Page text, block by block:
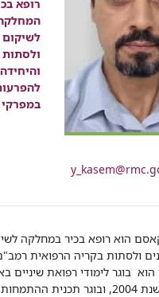
רופא
לשיקום
ולסתות
והיחידה
הוא רופא בכיר במחלקה
ולסתות בקריה הרפואית
בוגר לימודי רפואת שיניים
העברית משנת 2004, ובוגר תכנית